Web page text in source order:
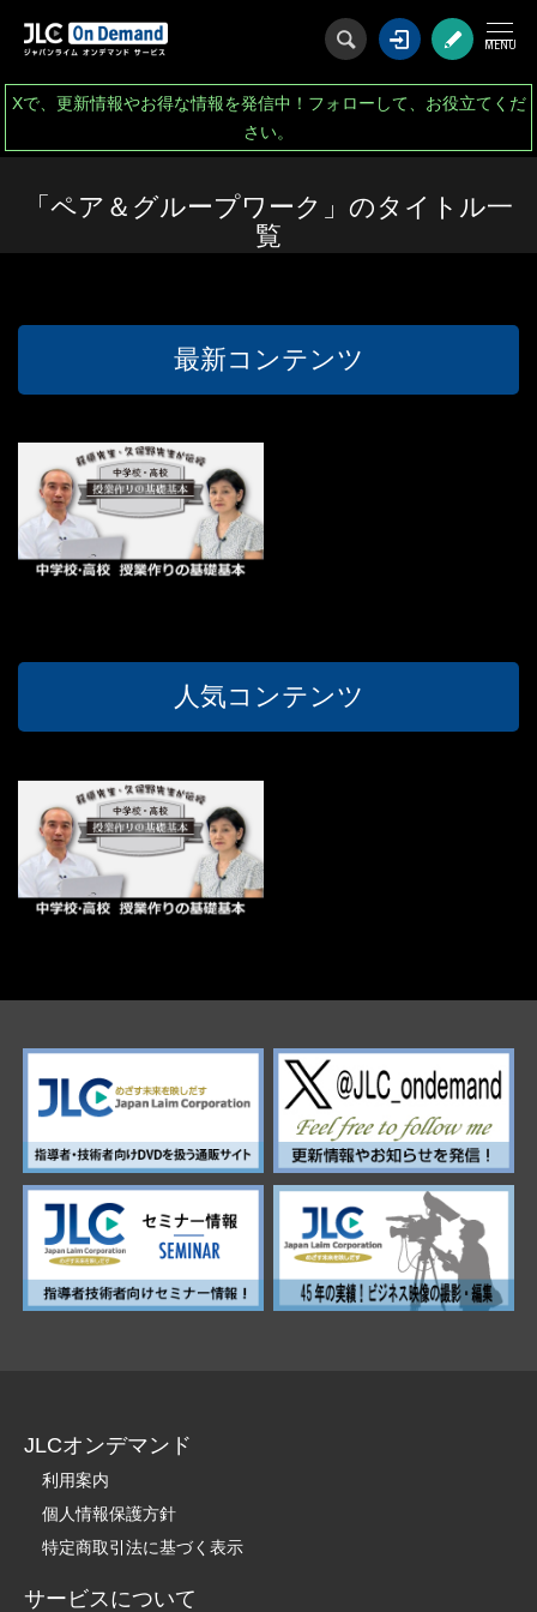
ログイン会
Xで、更新情報やお得な情報を発信中！フォローして、お役立てくだ
さい。
「ペア＆グループワーク」のタイトル一
覧
最新コンテンツ
人気コンテンツ
JLCオンデマンド
利用案内
個人情報保護方針
特定商取引法に基づく表示
サービスについて